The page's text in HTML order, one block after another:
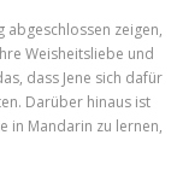
abgeschlossen zeigen,
Weisheitsliebe und
dass Jene sich dafür
Darüber hinaus ist
in Mandarin zu lernen,